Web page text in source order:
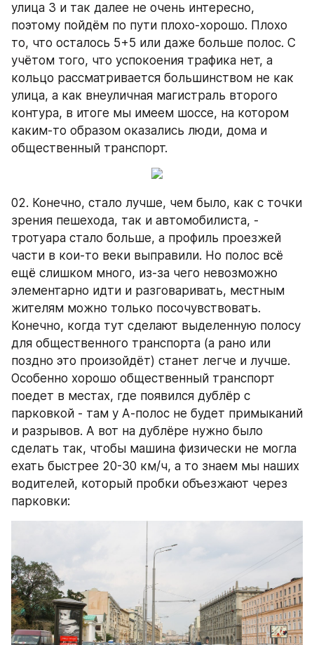
улица 3 и так далее не очень интересно,
поэтому пойдём по пути плохо-хорошо. Плохо
то, что осталось 5+5 или даже больше полос. С
учётом того, что успокоения трафика нет, а
кольцо рассматривается большинством не как
улица, а как внеуличная магистраль второго
контура, в итоге мы имеем шоссе, на котором
каким-то образом оказались люди, дома и
общественный транспорт.
02. Конечно, стало лучше, чем было, как с точки
зрения пешехода, так и автомобилиста, -
тротуара стало больше, а профиль проезжей
части в кои-то веки выправили. Но полос всё
ещё слишком много, из-за чего невозможно
элементарно идти и разговаривать, местным
жителям можно только посочувствовать.
Конечно, когда тут сделают выделенную полосу
для общественного транспорта (а рано или
поздно это произойдёт) станет легче и лучше.
Особенно хорошо общественный транспорт
поедет в местах, где появился дублёр с
парковкой - там у А-полос не будет примыканий
и разрывов. А вот на дублёре нужно было
сделать так, чтобы машина физически не могла
ехать быстрее 20-30 км/ч, а то знаем мы наших
водителей, который пробки объезжают через
парковки: